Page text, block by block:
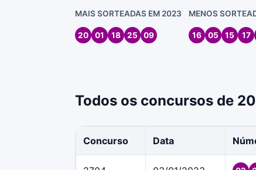
MAIS SORTEADAS EM 2023
20 01 18 25 09
MENOS
16 05 15 17
Todos os concursos de
Concurso Data